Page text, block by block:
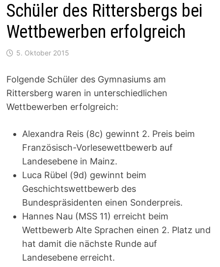
Schüler des Rittersbergs bei
Wettbewerben erfolgreich
5. Oktober 2015
Folgende Schüler des Gymnasiums am
Rittersberg waren in unterschiedlichen
Wettbewerben erfolgreich:
Alexandra Reis (8c) gewinnt 2. Preis beim
Französisch-Vorlesewettbewerb auf
Landesebene in Mainz.
Luca Rübel (9d) gewinnt beim
Geschichtswettbewerb des
Bundespräsidenten einen Sonderpreis.
Hannes Nau (MSS 11) erreicht beim
Wettbewerb Alte Sprachen einen 2. Platz und
hat damit die nächste Runde auf
Landesebene erreicht.